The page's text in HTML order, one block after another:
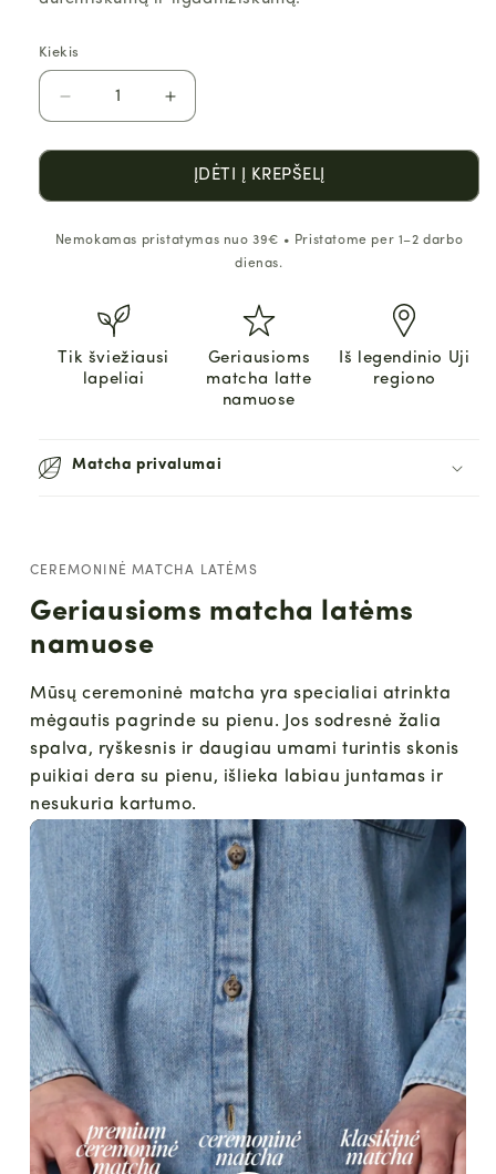
Kiekis
Kiekis
Sumažinti
Ceremoninė
matcha
Padidinti
Ceremoninė
matcha
šluotele
ĮDĖTI Į KREPŠELĮ
Nemokamas pristatymas nuo 39€ • Pristatome per 1–2 darbo
dienas.
Tik šviežiausi
lapeliai
Geriausioms
matcha latte
namuose
Iš legendinio Uji
regiono
Matcha privalumai
CEREMONINĖ MATCHA LATĖMS
Geriausioms matcha latėms
namuose
Mūsų ceremoninė matcha yra specialiai atrinkta
mėgautis pagrinde su pienu. Jos sodresnė žalia
spalva, ryškesnis ir daugiau umami turintis skonis
puikiai dera su pienu, išlieka labiau juntamas ir
nesukuria kartumo.